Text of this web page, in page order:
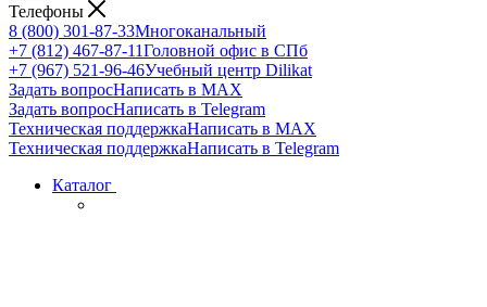
Телефоны
8 (800) 301-87-33Многоканальный
+7 (812) 467-87-11Головной офис в СПб
+7 (967) 521-96-46Учебный центр Dilikat
Задать вопросНаписать в MAX
Задать вопросНаписать в Telegram
Техническая поддержкаНаписать в MAX
Техническая поддержкаНаписать в Telegram
Каталог